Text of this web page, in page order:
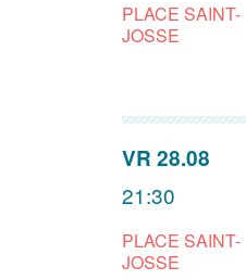
PLACE SAINT-
JOSSE
VR 28.08
21:30
PLACE SAINT-
JOSSE